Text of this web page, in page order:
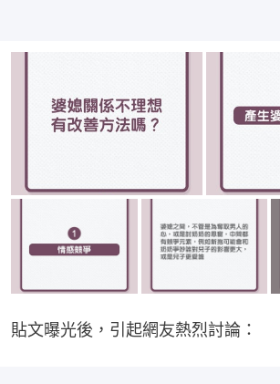
貼文曝光後，引起網友熱烈討論：